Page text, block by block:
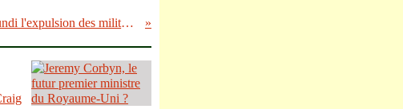
FEMEN- Le tribunal a ordonné lundi l'expulsion des militantes de leur local, appartenant à un organisme public des Hts-de-Seine.